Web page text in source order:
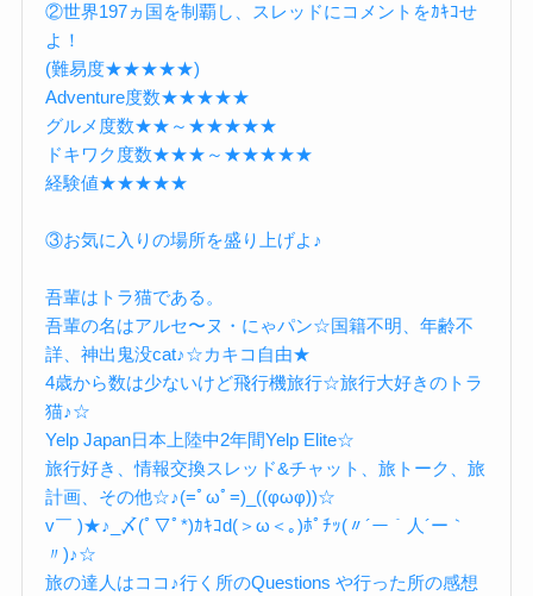
②世界197ヵ国を制覇し、スレッドにコメントをｶｷｺせ
よ！
(難易度★★★★★)
Adventure度数★★★★★
グルメ度数★★～★★★★★
ドキワク度数★★★～★★★★★
経験値★★★★★
③お気に入りの場所を盛り上げよ♪
吾輩はトラ猫である。
吾輩の名はアルセ〜ヌ・にゃパン☆国籍不明、年齢不
詳、神出鬼没cat♪☆カキコ自由★
4歳から数は少ないけど飛行機旅行☆旅行大好きのトラ
猫♪☆
Yelp Japan日本上陸中2年間Yelp Elite☆
旅行好き、情報交換スレッド&チャット、旅トーク、旅
計画、その他☆♪(=ﾟωﾟ=)_((φωφ))☆
v￣ )★♪_〆(ﾟ▽ﾟ*)ｶｷｺd(＞ω＜｡)ﾎﾟﾁｯ(〃´ー｀人´ー｀
〃)♪☆
旅の達人はココ♪行く所のQuestions や行った所の感想